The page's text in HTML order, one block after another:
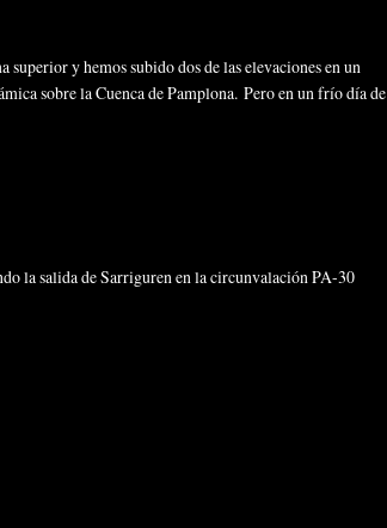
y hemos subido dos de las elevaciones en un
sobre la Cuenca de Pamplona. Pero en un frío día de
la salida de Sarriguren en la circunvalación PA-30